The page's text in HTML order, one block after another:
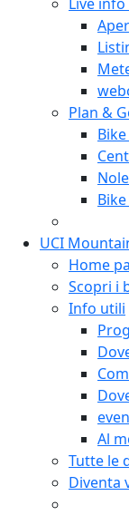
Plan &
UCI
Home
Scopri i
Info utili
Al
Tutte le
Diventa